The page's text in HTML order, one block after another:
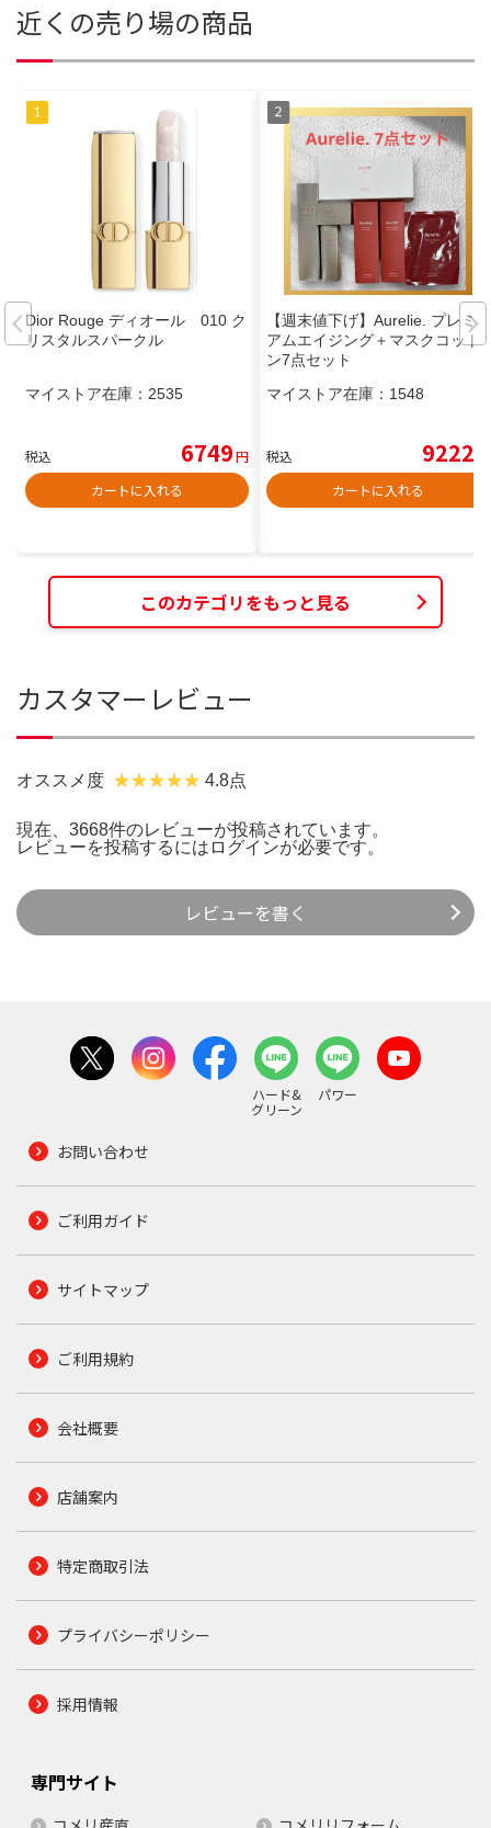
近くの売り場の商品
Dior Rouge ディオール 010 ク
リスタルスパークル
マイストア在庫： 2535
税込 6749円
カートに入れる
【週末値下げ】Aurelie. プレミ
アムエイジング＋マスクコット
ン7点セット
マイストア在庫： 1548
税込 9222
カートに入れる
このカテゴリをもっと見る
カスタマーレビュー
オススメ度 4.8点
現在、3668件のレビューが投稿されています。
レビューを投稿するには ログインが必要です。
レビューを書く
ハード&
グリーン
パワー
お問い合わせ
ご利用ガイド
サイトマップ
ご利用規約
会社概要
店舗案内
特定商取引法
プライバシーポリシー
採用情報
専門サイト